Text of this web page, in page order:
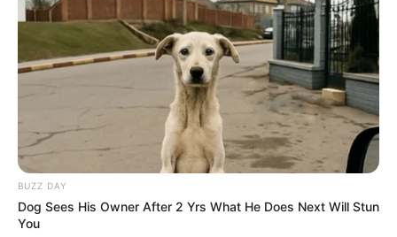
BUZZ DAY
Dog Sees His Owner After 2 Yrs What He Does Next Will Stun
You